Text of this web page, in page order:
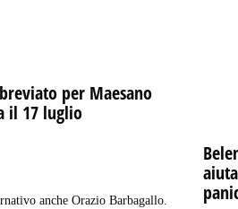
per Maesano
il 17 luglio
anche Orazio Barbagallo.